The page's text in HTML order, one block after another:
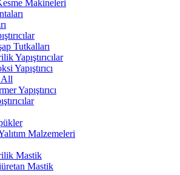
Makineleri
Tutkalları
Yapıştırıcılar
Yapıştırıcı
Yapıştırıcı
Malzemeleri
Mastik
Mastik